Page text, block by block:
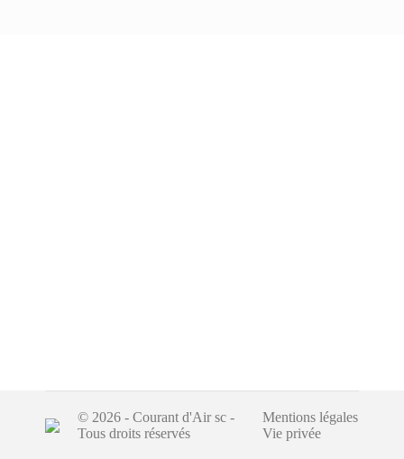
© 2026 - Courant d'Air sc -
Tous droits réservés
Mentions légales
Vie privée